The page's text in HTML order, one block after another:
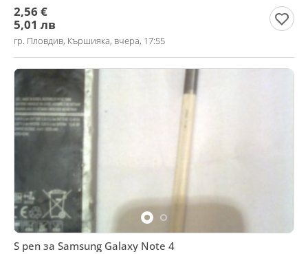
2,56 €
5,01 лв
гр. Пловдив, Кършияка, вчера, 17:55
S pen за Samsung Galaxy Note 4